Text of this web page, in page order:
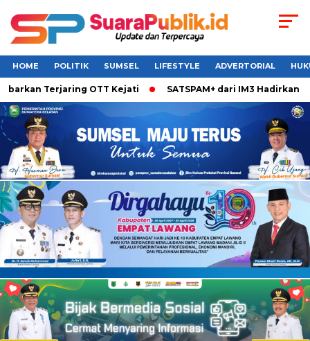
HOME POLITIK SUMSEL LIFESTYLE ADVERTORIAL
Terjaring OTT Kejati SATSPAM+ dari IM3 Hadirkan